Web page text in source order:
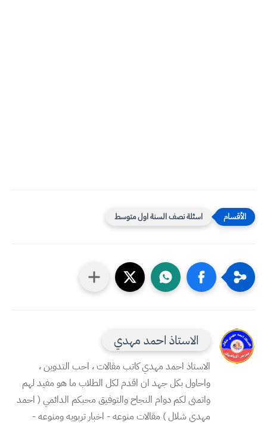
اسئلة نصف السنة اول متوسط
الاستاذ احمد مهدي
الاستاذ احمد مهدي كاتب مقالات ، احب التدوين ،
واحاول بكل جهد ان اقدم لكل الطلاب ما هو مفيد لهم
واتمنى لكم دوام النجاح والتوفيق محبكم الدائمي ( احمد
مهدي شلال ) مقالات منوعه - اخبار تربويه ومنوعه -